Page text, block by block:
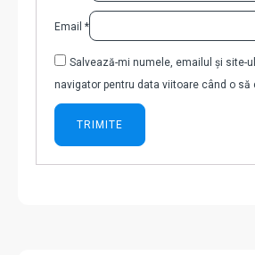
Email *
Salvează-mi numele, emailul și site-
navigator pentru data viitoare când o să